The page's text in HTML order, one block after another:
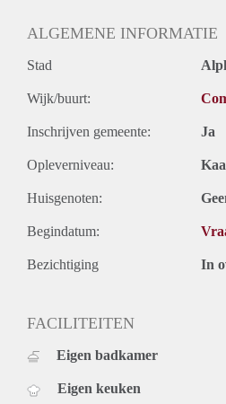
ALGEMENE INFORMATIE
Stad
Wijk/buurt:
Inschrijven gemeente: Ja
Opleverniveau:
Huisgenoten:
Begindatum:
Bezichtiging In
FACILITEITEN
Eigen badkamer
Eigen keuken